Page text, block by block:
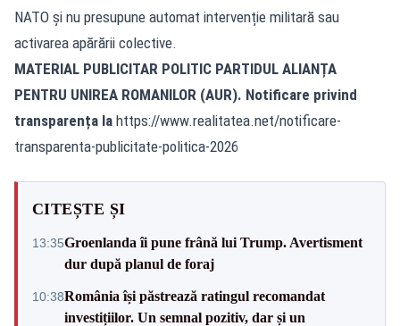
NATO și nu presupune automat intervenție militară sau
activarea apărării colective.
MATERIAL PUBLICITAR POLITIC PARTIDUL ALIANȚA
PENTRU UNIREA ROMANILOR (AUR). Notificare privind
transparența la https://www.realitatea.net/notificare-
transparenta-publicitate-politica-2026
CITEȘTE ȘI
13:35Groenlanda îi pune frână lui Trump. Avertisment
dur după planul de foraj
10:38România își păstrează ratingul recomandat
investițiilor. Un semnal pozitiv, dar și un